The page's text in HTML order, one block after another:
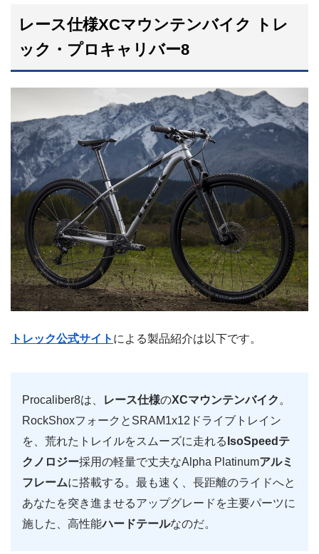
レース仕様XCマウンテンバイク トレ
ック・プロキャリバー8
トレック公式サイト による製品紹介は以下です。
Procaliber8は、 レース仕様のXCマウンテンバイク 。
RockShoxフォークとSRAM1x12ドライブトレイン
を、荒れたトレイルをスムーズに走れる IsoSpeedテ
クノロジー採用の軽量で丈夫なAlpha Platinumアルミ
フレームに搭載する。最も速く、長距離のライドへと
あなたを突き進ませるアップグレードを主要パーツに
施した、高性能ハードテールなのだ。